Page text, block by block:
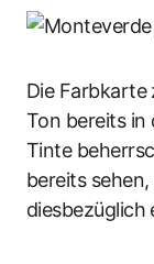
Die Farbkarte
Ton bereits in
Tinte
bereits
diesbezüglich